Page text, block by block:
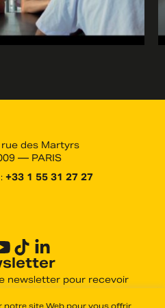
rue des Martyrs
— PARIS
+33 1 55 31 27 27
newsletter pour recevoir
Haut et Court.
notre site Web pour vous offrir